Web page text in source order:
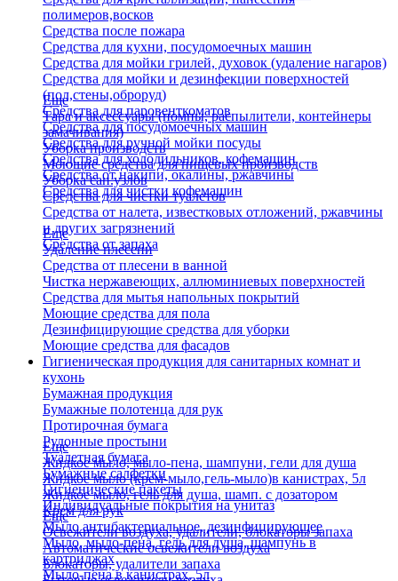
полимеров,восков
Средства после пожара
Средства для кухни, посудомоечных машин
Средства для мойки грилей, духовок (удаление нагаров)
Средства для мойки и дезинфекции поверхностей
(пол,стены,оброруд)
Средства для паровенткоматов
Средства для посудомоечных машин
Средства для ручной мойки посуды
Средства для холодильников, кофемашин
Средства от накипи, окалины, ржавчины
Средства для чистки кофемашин
Еще
Тара и аксессуары (помпы, распылители, контейнеры
замачивания)
Уборка производств
Моющие средства для пищевых производств
Уборка сан.узлов
Средства для чистки туалетов
Средства от налета, известковых отложений, ржавчины
и других загрязнений
Средства от запаха
Еще
Удаление плесени
Средства от плесени в ванной
Чистка нержавеющих, аллюминиевых поверхностей
Средства для мытья напольных покрытий
Моющие средства для пола
Дезинфицирующие средства для уборки
Моющие средства для фасадов
Гигиеническая продукция для санитарных комнат и
кухонь
Бумажная продукция
Бумажные полотенца для рук
Протирочная бумага
Рулонные простыни
Туалетная бумага
Бумажные салфетки
Гигиенические пакеты
Индивидуальные покрытия на унитаз
Еще
Жидкое мыло, мыло-пена, шампуни, гели для душа
Жидкое мыло (крем-мыло,гель-мыло)в канистрах, 5л
Жидкое мыло, гель для душа, шамп. с дозатором
Крем для рук
Мыло антибактериальное, дезинфицирующее
Мыло, мыло-пена, гель для душа, шампунь в
картриджах
Мыло-пена в канистрах, 5л
Еще
Освежители воздуха, удалители, блокаторы запаха
Автоматические освежители воздуха
Блокаторы, удалители запаха